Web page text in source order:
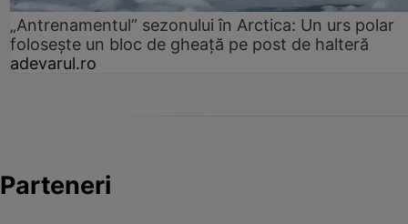
„Antrenamentul” sezonului în Arctica: Un urs polar
folosește un bloc de gheață pe post de halteră
adevarul.ro
Parteneri